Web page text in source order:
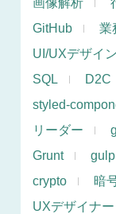
画像解析
GitHub
業
UI/UXデザイン
SQL
D2C
styled-
リーダー
Grunt
gulp
crypto
暗
UXデザイナー